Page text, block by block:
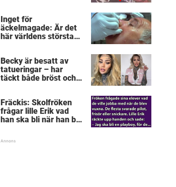
Inget för
äckelmagade: Är det
här världens största
Becky är besatt av
tatueringar – har
täckt både bröst och
Fräckis: Skolfröken
frågar lille Erik vad
han ska bli när han blir